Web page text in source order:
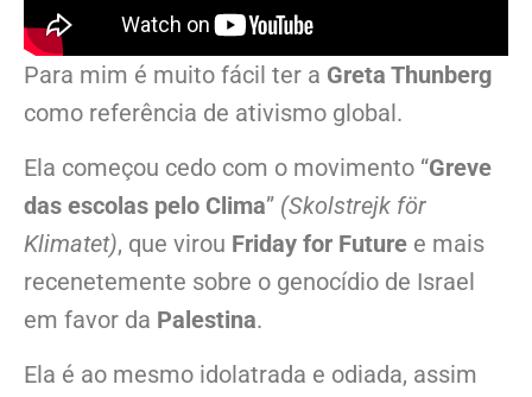
Para mim é muito fácil ter a Greta Thunberg
como referência de ativismo global.
Ela começou cedo com o movimento “Greve
das escolas pelo Clima” (Skolstrejk för
Klimatet), que virou Friday for Future e mais
recenetemente sobre o genocídio de Israel
em favor da Palestina.
Ela é ao mesmo idolatrada e odiada, assim